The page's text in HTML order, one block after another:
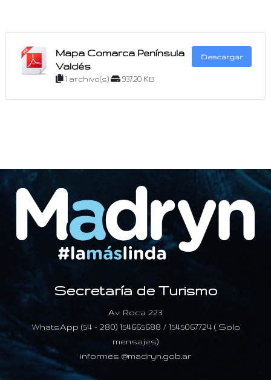
Mapa Comarca Península
Valdés
1 archivo(s) 937.20 KB
Descargar
Secretaría de Turismo
Av. Roca 223
WhatsApp (54 - 280) 154665688 / 1545067724 ( Solo
mensajes)
informes @madryn.gob.ar